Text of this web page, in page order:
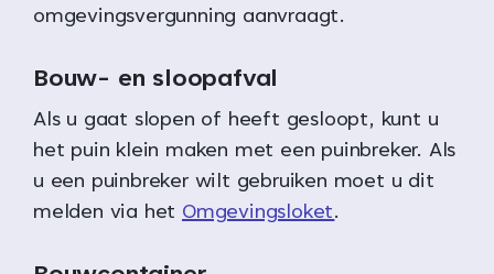
omgevingsvergunning aanvraagt.
Bouw- en sloopafval
Als u gaat slopen of heeft gesloopt, kunt u
het puin klein maken met een puinbreker. Als
u een puinbreker wilt gebruiken moet u dit
melden via het Omgevingsloket.